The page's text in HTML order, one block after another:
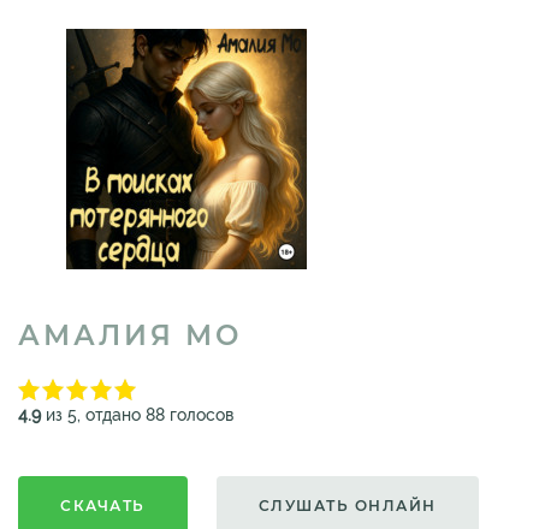
АМАЛИЯ МО
4.9из 5, отдано 88 голосов
СКАЧАТЬ СЛУШАТЬ ОНЛАЙН